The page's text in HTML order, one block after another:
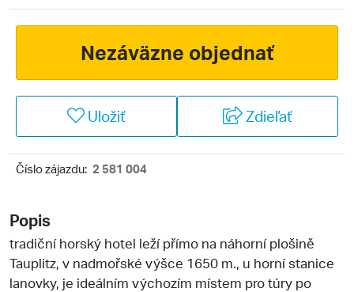
Nezáväzne objednať
Uložiť Zdieľať
Číslo zájazdu: 2 581 004
Popis
tradiční horský hotel leží přímo na náhorní plošině
Tauplitz, v nadmořské výšce 1650 m., u horní stanice
lanovky, je ideálním výchozím místem pro túry po